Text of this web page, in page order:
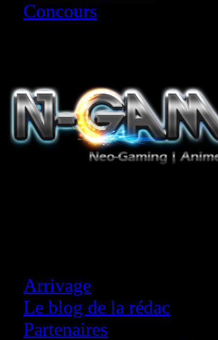
Concours
Arrivage
Le blog de la rédac
Partenaires